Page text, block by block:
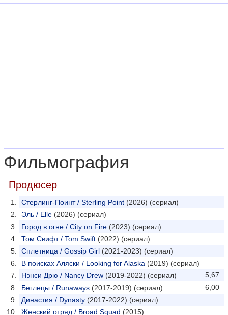
Фильмография
Продюсер
Стерлинг-Поинт / Sterling Point (2026) (сериал)
Эль / Elle (2026) (сериал)
Город в огне / City on Fire (2023) (сериал)
Том Свифт / Tom Swift (2022) (сериал)
Сплетница / Gossip Girl (2021-2023) (сериал)
В поисках Аляски / Looking for Alaska (2019) (сериал)
5,67
Нэнси Дрю / Nancy Drew (2019-2022) (сериал)
6,00
Беглецы / Runaways (2017-2019) (сериал)
Династия / Dynasty (2017-2022) (сериал)
Женский отряд / Broad Squad (2015)